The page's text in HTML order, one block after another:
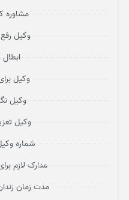
مشاوره
وکیل
وکیل
وکیل
وکیل
شماره
مدارک لازم
مدت زمان